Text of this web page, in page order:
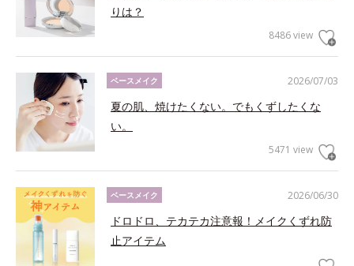
りは？
8486 view
2026/07/03
ベースメイク
夏の肌、焼けたくない。でもくずしたくな
い。
5471 view
2026/06/30
ベースメイク
ドロドロ、テカテカ注意報！メイクくずれ防
止アイテム